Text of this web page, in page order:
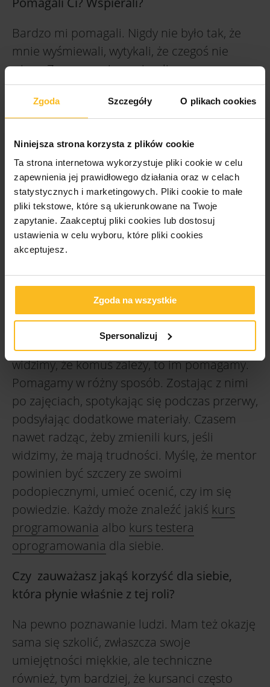
Zgoda Szczegóły O plikach cookies
Niniejsza strona korzysta z plików cookie
Ta strona internetowa wykorzystuje pliki cookie w celu
zapewnienia jej prawidłowego działania oraz w celach
statystycznych i marketingowych. Pliki cookie to małe
pliki tekstowe, które są ukierunkowane na Twoje
zapytanie. Zaakceptuj pliki cookies lub dostosuj
ustawienia w celu wyboru, które pliki cookies
akceptujesz.
Zgoda na wszystkie
Spersonalizuj
Bardzo mi pomagali. Nigdy nie było tak, że
mnie wyśmiewali, wytykali, że czegoś nie
wiem. Zawsze mnie wspierali.
Dzisiaj pracujesz między innymi jako
mentorka w Coders Lab. Wspierasz
endowych. Czym jest dla Ciebie ta rola? Jak
do niej podchodzisz? Jaki Twoim zdaniem
powinien być mentor idealny?
Na pewno to powinna być osoba, która jest
zawsze dostępna dla kursantów, choć
pewnie nie na każde ich zawołanie. Powinna
zawsze mieć chęć do tego, żeby umówić się z
nimi na konsultacje, jest w stanie pomóc
tym, którzy się naprawdę starają. Według
mnie naszą rolą nie jest „ciągnięcie za uszy”
tych, którym się nie chce pracować, ale kiedy
widzimy, że komuś zależy, to im pomagamy.
Pomagamy w różny sposób. Zostając z nimi
po zajęciach, spotykając się podczas przerwy,
podsyłając dodatkowe materiały. Czasem
nawet radząc, żeby zmienili kurs, jeśli
widzimy, że mają trudności. Myślę, że mentor
powinien być szczery ze swoimi
podopiecznymi, umieć ocenić, czy im się
powiedzie. Każdy może znaleźć jakiś kurs
programowania albo kurs testera
oprogramowania dla siebie.
Czy zauważasz jakąś korzyść dla siebie,
która płynie właśnie z tej roli?
Na pewno poznawanie ludzi. Mam też okazję
sama się szkolić, zwłaszcza swoje
umiejętności miękkie, ale techniczne
również, tym bardziej, że kursanci często